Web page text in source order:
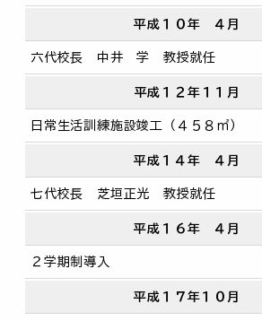
平成１０年 ４月
六代校長 中井 学 教授就任
平成１２年１１月
日常生活訓練施設竣工（４５８㎡）
平成１４年 ４月
七代校長 芝垣正光 教授就任
平成１６年 ４月
２学期制導入
平成１７年１０月